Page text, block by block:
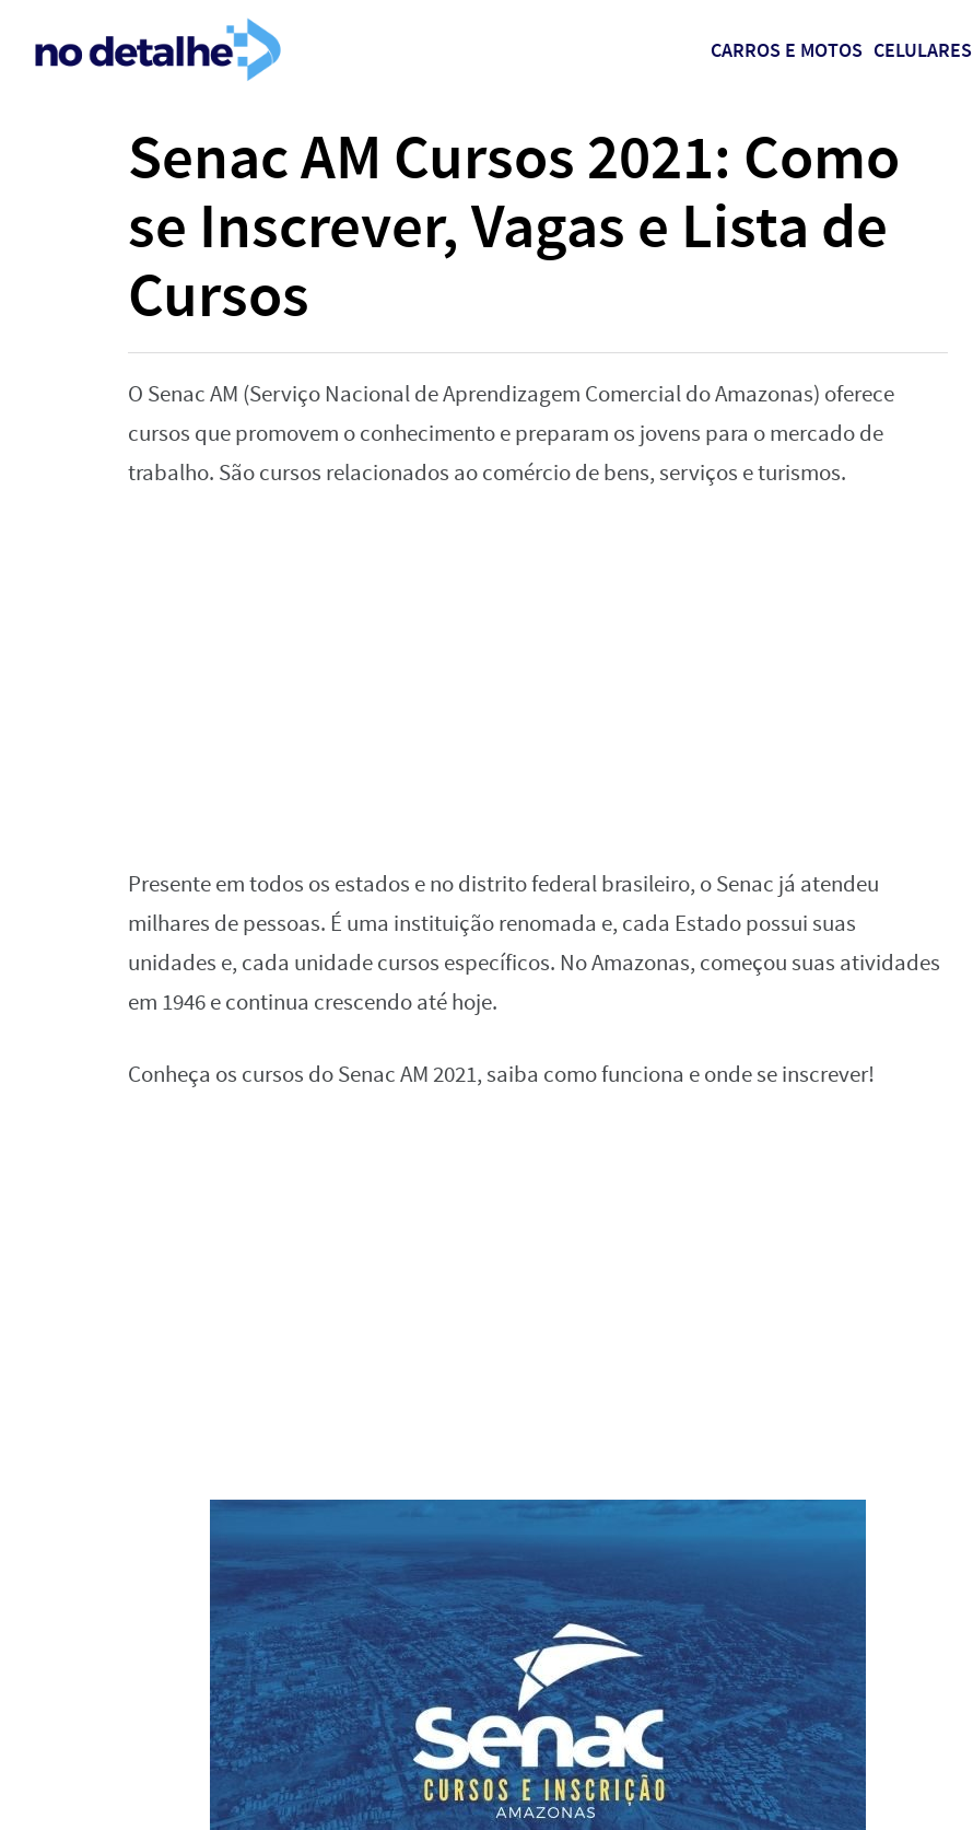
CARROS E MOTOS CELULARES
Senac AM Cursos 2021: Como
se Inscrever, Vagas e Lista de
Cursos
O Senac AM (Serviço Nacional de Aprendizagem Comercial do Amazonas) oferece
cursos que promovem o conhecimento e preparam os jovens para o mercado de
trabalho. São cursos relacionados ao comércio de bens, serviços e turismos.
Presente em todos os estados e no distrito federal brasileiro, o Senac já atendeu
milhares de pessoas. É uma instituição renomada e, cada Estado possui suas
unidades e, cada unidade cursos específicos. No Amazonas, começou suas atividades
em 1946 e continua crescendo até hoje.
Conheça os cursos do Senac AM 2021, saiba como funciona e onde se inscrever!